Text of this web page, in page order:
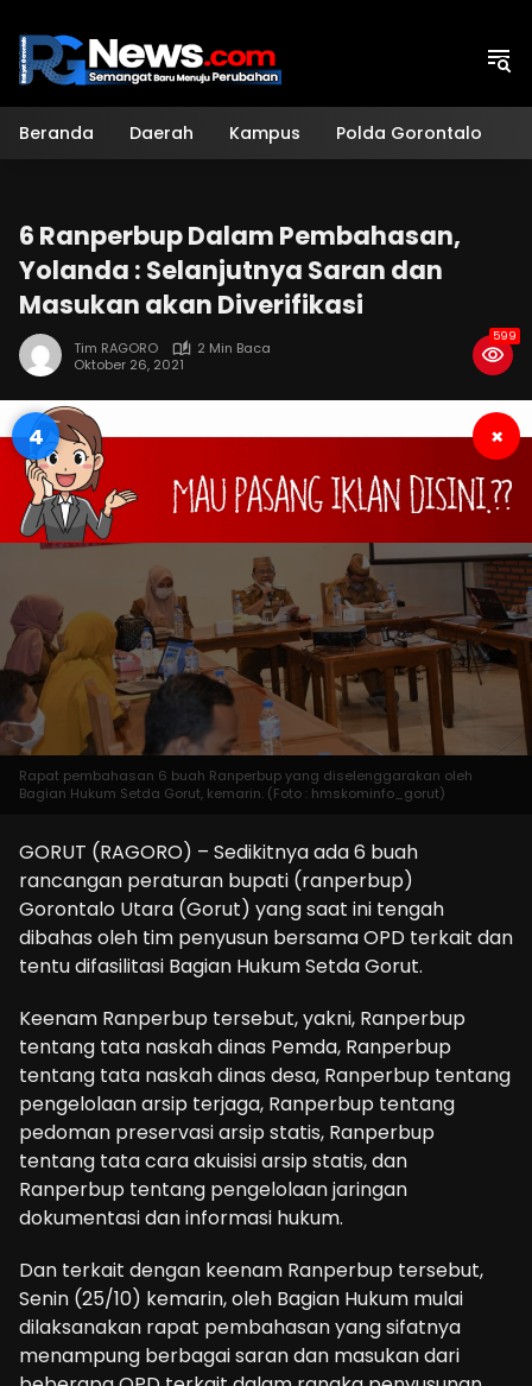
konten
Beranda Daerah Kampus Polda Gorontalo
6 Ranperbup Dalam Pembahasan,
Yolanda : Selanjutnya Saran dan
Masukan akan Diverifikasi
Tim RAGORO
2 Min Baca
Oktober 26, 2021
599
3 ×
Rapat pembahasan 6 buah Ranperbup yang diselenggarakan oleh
Bagian Hukum Setda Gorut, kemarin. (Foto : hmskominfo_gorut)
GORUT (RAGORO) – Sedikitnya ada 6 buah
rancangan peraturan bupati (ranperbup)
Gorontalo Utara (Gorut) yang saat ini tengah
dibahas oleh tim penyusun bersama OPD terkait dan
tentu difasilitasi Bagian Hukum Setda Gorut.
Keenam Ranperbup tersebut, yakni, Ranperbup
tentang tata naskah dinas Pemda, Ranperbup
tentang tata naskah dinas desa, Ranperbup tentang
pengelolaan arsip terjaga, Ranperbup tentang
pedoman preservasi arsip statis, Ranperbup
tentang tata cara akuisisi arsip statis, dan
Ranperbup tentang pengelolaan jaringan
dokumentasi dan informasi hukum.
Dan terkait dengan keenam Ranperbup tersebut,
Senin (25/10) kemarin, oleh Bagian Hukum mulai
dilaksanakan rapat pembahasan yang sifatnya
menampung berbagai saran dan masukan dari